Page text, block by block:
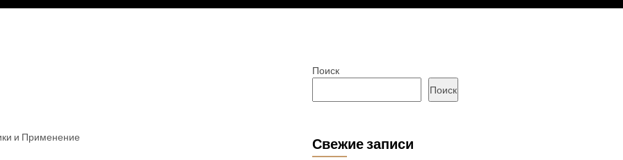
и Применение
Поиск
Поиск
Свежие записи